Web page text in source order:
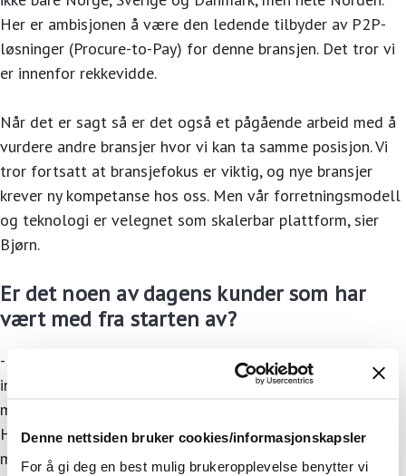
Denne nettsiden bruker cookies/informasjonskapsler
For å gi deg en best mulig brukeropplevelse benytter vi
Her er ambisjonen å være den ledende tilbyder av P2P-
løsninger (Procure-to-Pay) for denne bransjen. Det tror vi
er innenfor rekkevidde.
Når det er sagt så er det også et pågående arbeid med å
vurdere andre bransjer hvor vi kan ta samme posisjon. Vi
tror fortsatt at bransjefokus er viktig, og nye bransjer
krever ny kompetanse hos oss. Men vår forretningsmodell
og teknologi er velegnet som skalerbar plattform, sier
Bjørn.
Er det noen av dagens kunder som har
vært med fra starten av?
- Etter GRESS-gruppen kom den medlemseide
innkjøpsorganisasjonen Nores, som vi samarbeider tett
med i både Norge og Sverige. Deretter ble Nordic Choice
Hotels og Umoe Restaurants kunder, som også har vært
med oss i 15-20 år. Alle våre kunder blir svært lenge, og